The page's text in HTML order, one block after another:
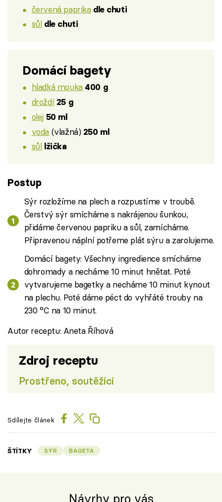
červená paprika dle chuti
sůl dle chuti
Domácí bagety
hladká mouka 400 g
droždí 25 g
olej 50 ml
voda (vlažná) 250 ml
sůl lžička
Postup
Sýr rozložíme na plech a rozpustíme v troubě.
Čerstvý sýr smícháme s nakrájenou šunkou,
přidáme červenou papriku a sůl, zamícháme.
Připravenou náplní potřeme plát sýru a zarolujeme.
Domácí bagety: Všechny ingredience smícháme
dohromady a necháme 10 minut hnětat. Poté
vytvarujeme bagetky a necháme 10 minut kynout
na plechu. Poté dáme péct do vyhřáté trouby na
230 °C na 10 minut.
Autor receptu: Aneta Říhová
Zdroj receptu
Prostřeno, soutěžící
Sdílejte článek
ŠTÍTKY SÝR BAGETA
Návrhy pro vás